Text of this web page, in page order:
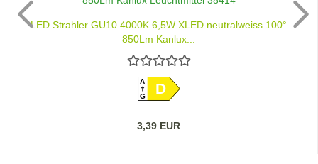
LED Strahler GU10 4000K 6,5W XLED neutralweiss 100°
850Lm Kanlux...
A
GD
3,39 EUR